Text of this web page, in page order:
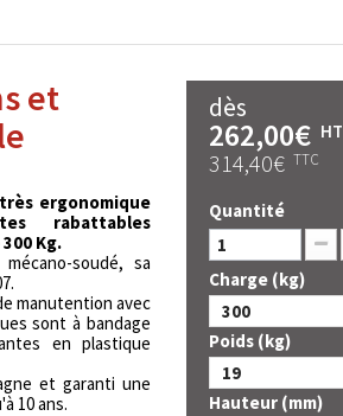
et
ergonomique
rabattables
Kg.
soudé, sa
manutention avec
sont à bandage
en plastique
et garanti une
10 ans.
dès
262,00€ HT
314,40€ TTC
Quantité
Charge (kg)
300
Poids (kg)
19
Hauteur (mm)